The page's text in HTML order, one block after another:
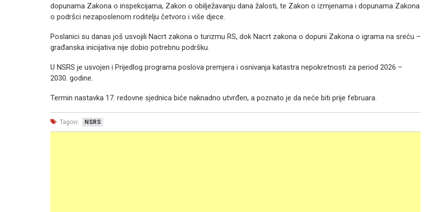
dopunama Zakona o inspekcijama, Zakon o obilježavanju dana žalosti, te Zakon o izmjenama i dopunama Zakona
o podršci nezaposlenom roditelju četvoro i više djece.
Poslanici su danas još usvojili Nacrt zakona o turizmu RS, dok Nacrt zakona o dopuni Zakona o igrama na sreću –
građanska inicijativa nije dobio potrebnu podršku.
U NSRS je usvojen i Prijedlog programa poslova premjera i osnivanja katastra nepokretnosti za period 2026 –
2030. godine.
Termin nastavka 17. redovne sjednica biće naknadno utvrđen, a poznato je da neće biti prije februara.
Tagovi: NSRS